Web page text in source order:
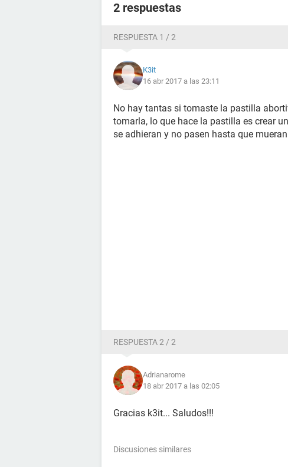
2 respuestas
RESPUESTA 1 / 2
K3it
16 abr 2017 a las 23:11
No hay tantas si tomaste la pastilla
tomarla, lo que hace la pastilla es crear
se adhieran y no pasen hasta que
RESPUESTA 2 / 2
Adrianarome​
18 abr 2017 a las 02:05
Gracias k3it... Saludos!!!
Discusiones similares